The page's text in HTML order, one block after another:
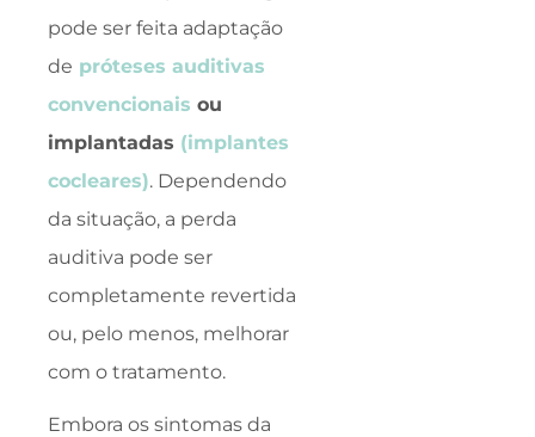
pode ser feita adaptação
de próteses auditivas
convencionais ou
implantadas (implantes
cocleares). Dependendo
da situação, a perda
auditiva pode ser
completamente revertida
ou, pelo menos, melhorar
com o tratamento.
Embora os sintomas da